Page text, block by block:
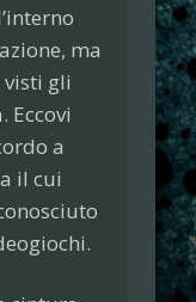
ma
gli
Eccovi
a
il cui